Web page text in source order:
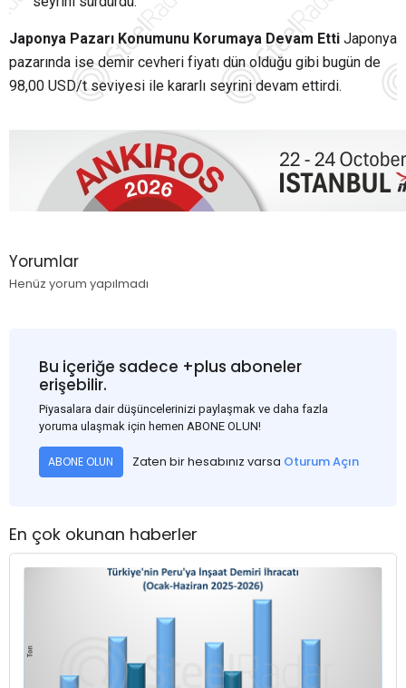
Japonya Pazarı Konumunu Korumaya Devam Etti Japonya
pazarında ise demir cevheri fiyatı dün olduğu gibi bugün de
98,00 USD/t seviyesi ile kararlı seyrini devam ettirdi.
Yorumlar
Henüz yorum yapılmadı
Bu içeriğe sadece +plus aboneler
erişebilir.
Piyasalara dair düşüncelerinizi paylaşmak ve daha fazla
yoruma ulaşmak için hemen ABONE OLUN!
ABONE OLUN Zaten bir hesabınız varsa Oturum Açın
En çok okunan haberler